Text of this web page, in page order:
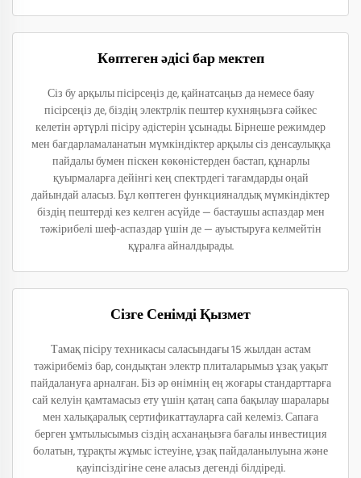
Көптеген әдісі бар мектеп
Сіз бу арқылы пісірсеңіз де, қайнатсаңыз да немесе баяу
пісірсеңіз де, біздің электрлік пештер кухняңызға сәйкес
келетін әртүрлі пісіру әдістерін ұсынады. Бірнеше режимдер
мен бағдарламаланатын мүмкіндіктер арқылы сіз денсаулыққа
пайдалы бумен піскен көкөністерден бастап, құнарлы
қуырмаларға дейінгі кең спектрдегі тағамдарды оңай
дайындай аласыз. Бұл көптеген функцияналдық мүмкіндіктер
біздің пештерді кез келген асүйде — бастаушы аспаздар мен
тәжірибелі шеф-аспаздар үшін де — ауыстыруға келмейтін
құралға айналдырады.
Сізге Сенімді Қызмет
Тамақ пісіру техникасы саласындағы 15 жылдан астам
тәжірибеміз бар, сондықтан электр плиталарымыз ұзақ уақыт
пайдалануға арналған. Біз әр өнімнің ең жоғары стандарттарға
сай келуін қамтамасыз ету үшін қатаң сапа бақылау шаралары
мен халықаралық сертификаттауларға сай келеміз. Сапаға
берген ұмтылысымыз сіздің асханаңызға бағалы инвестиция
болатын, тұрақты жұмыс істеуіне, ұзақ пайдаланылуына және
қауіпсіздігіне сене аласыз дегенді білдіреді.